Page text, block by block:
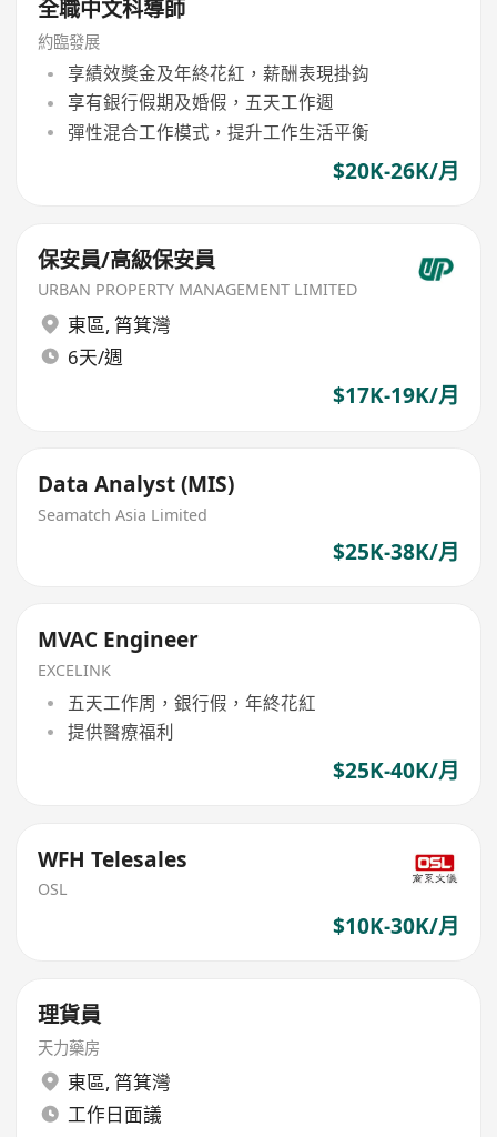
全職中文科導師
約臨發展
享績效獎金及年終花紅，薪酬表現掛鈎
享有銀行假期及婚假，五天工作週
彈性混合工作模式，提升工作生活平衡
$20K-26K/月
保安員/高級保安員
URBAN PROPERTY MANAGEMENT LIMITED
東區, 筲箕灣
6天/週
$17K-19K/月
Data Analyst (MIS)
Seamatch Asia Limited
$25K-38K/月
MVAC Engineer
EXCELINK
五天工作周，銀行假，年終花紅
提供醫療福利
$25K-40K/月
WFH Telesales
OSL
$10K-30K/月
理貨員
天力藥房
東區, 筲箕灣
工作日面議